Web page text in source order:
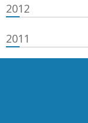
2012
2011